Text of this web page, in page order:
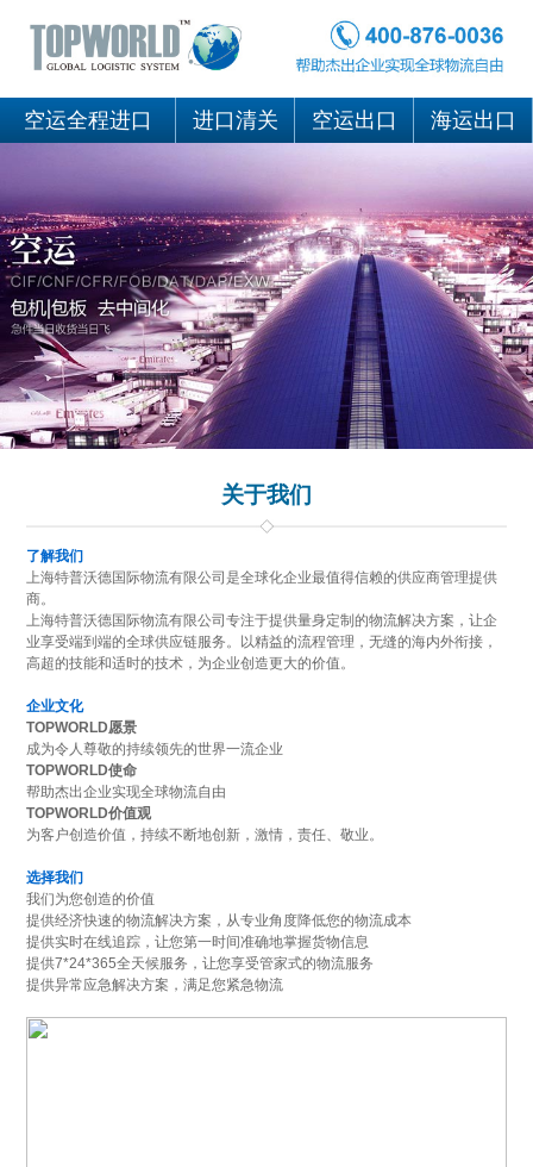
空运全程进口 进口清关 空运出口 海运出口
关于我们
了解我们
上海特普沃德国际物流有限公司是全球化企业最值得信赖的供应商管理提供
商。
上海特普沃德国际物流有限公司专注于提供量身定制的物流解决方案，让企
业享受端到端的全球供应链服务。以精益的流程管理，无缝的海内外衔接，
高超的技能和适时的技术，为企业创造更大的价值。
企业文化
TOPWORLD愿景
成为令人尊敬的持续领先的世界一流企业
TOPWORLD使命
帮助杰出企业实现全球物流自由
TOPWORLD价值观
为客户创造价值，持续不断地创新，激情，责任、敬业。
选择我们
我们为您创造的价值
提供经济快速的物流解决方案，从专业角度降低您的物流成本
提供实时在线追踪，让您第一时间准确地掌握货物信息
提供7*24*365全天候服务，让您享受管家式的物流服务
提供异常应急解决方案，满足您紧急物流